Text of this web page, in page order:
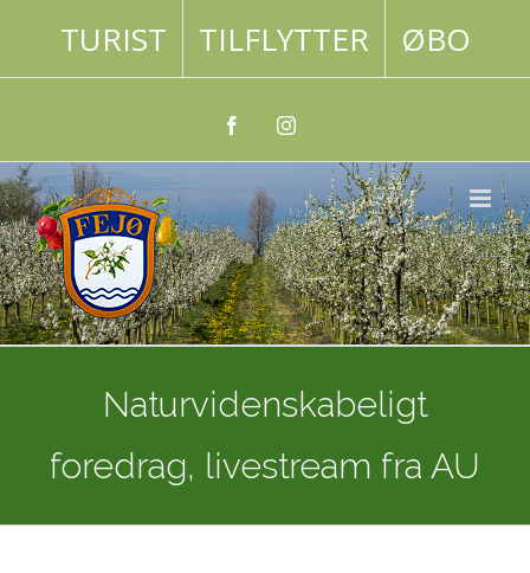
TURIST TILFLYTTER ØBO
FacebookInstagram
Naturvidenskabeligt
foredrag, livestream fra AU